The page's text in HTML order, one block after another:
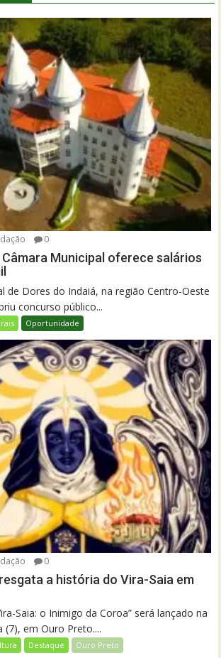
0
Municipal oferece salários
de Dores do Indaiá, na região Centro-Oeste
concurso público...
Oportunidade
0
a história do Vira-Saia em
Saia: o Inimigo da Coroa” será lançado na
em Ouro Preto....
Destaque Ouro Preto